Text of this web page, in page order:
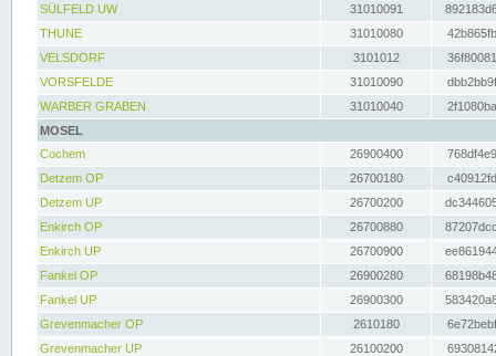
SÜLFELD UW
31010091
THUNE
31010080
VELSDORF
3101012
VORSFELDE
31010090
WARBER GRABEN
31010040
MOSEL
Cochem
26900400
Detzem OP
26700180
Detzem UP
26700200
Enkirch OP
26700880
Enkirch UP
26700900
Fankel OP
26900280
Fankel UP
26900300
Grevenmacher OP
2610180
Grevenmacher UP
26100200